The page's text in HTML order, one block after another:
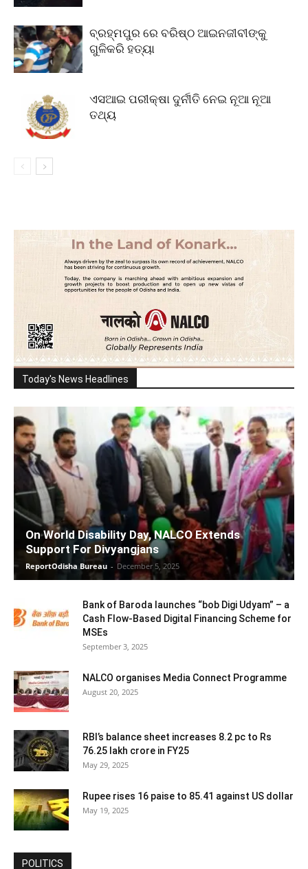
ବ୍ରହ୍ମପୁର ରେ ବରିଷ୍ଠ ଆଇନଜୀବୀଙ୍କୁ
ଗୁଳିକରି ହତ୍ୟା
ଏସଆଇ ପରୀକ୍ଷା ଦୁର୍ନୀତି ନେଇ ନୂଆ ନୂଆ
ତଥ୍ୟ
Today's News Headlines
On World Disability Day, NALCO Extends
Support For Divyangjans
ReportOdisha Bureau - December 5, 2025
Bank of Baroda launches “bob Digi Udyam” – a
Cash Flow-Based Digital Financing Scheme for
MSEs
September 3, 2025
NALCO organises Media Connect Programme
August 20, 2025
RBI’s balance sheet increases 8.2 pc to Rs
76.25 lakh crore in FY25
May 29, 2025
Rupee rises 16 paise to 85.41 against US dollar
May 19, 2025
POLITICS